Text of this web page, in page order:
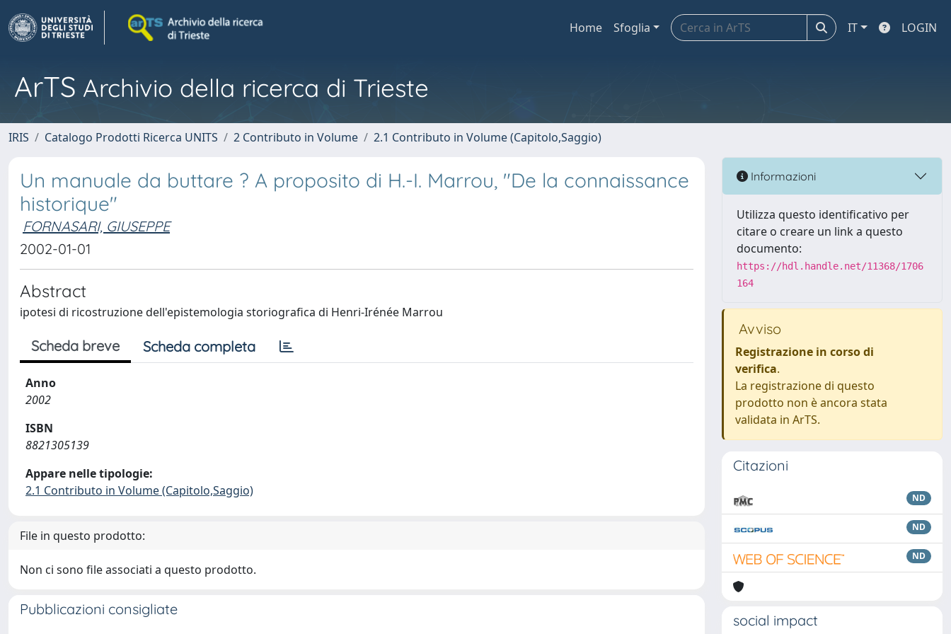
Home Sfoglia IT LOGIN
ArTS Archivio della ricerca di Trieste
IRIS Catalogo Prodotti Ricerca UNITS 2 Contributo in Volume 2.1 Contributo in Volume (Capitolo,Saggio)
Un manuale da buttare ? A proposito di H.-I. Marrou, "De la connaissance
historique"
FORNASARI, GIUSEPPE
2002-01-01
Abstract
ipotesi di ricostruzione dell'epistemologia storiografica di Henri-Irénée Marrou
Scheda breve Scheda completa
Anno
2002
ISBN
8821305139
Appare nelle tipologie:
2.1 Contributo in Volume (Capitolo,Saggio)
File in questo prodotto:
Non ci sono file associati a questo prodotto.
Pubblicazioni consigliate
Informazioni
Utilizza questo identificativo per
citare o creare un link a questo
documento:
https://hdl.handle.net/11368/1706
164
Avviso
Registrazione in corso di
verifica.
La registrazione di questo
prodotto non è ancora stata
validata in ArTS.
Citazioni
ND
ND
ND
social impact